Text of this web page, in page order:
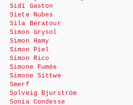
Sidi Gaston
Siete Nubes
Sila Bératour
Simon Grysol
Simon Hamy
Simon Piel
Simon Rico
Simone Fumée
Simone Sittwe
Smerf
Solveig Bjurström
Sonia Condesse